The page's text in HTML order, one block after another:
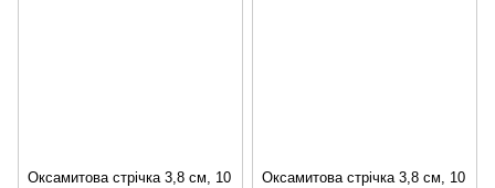
Оксамитова стрічка 3,8 см, 10
Оксамитова стрічка 3,8 см, 10